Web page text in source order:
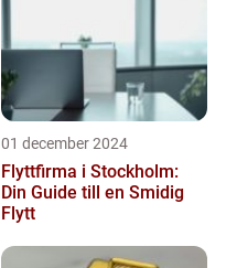
01 december 2024
Flyttfirma i Stockholm:
Din Guide till en Smidig
Flytt